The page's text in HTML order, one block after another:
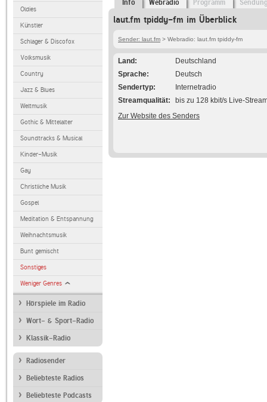
Oldies
Künstler
Schlager & Discofox
Volksmusik
Country
Jazz & Blues
Weltmusik
Gothic & Mittelalter
Soundtracks & Musical
Kinder-Musik
Gay
Christliche Musik
Gospel
Meditation & Entspannung
Weihnachtsmusik
Bunt gemischt
Sonstiges
Weniger Genres
Hörspiele im Radio
Wort- & Sport-Radio
Klassik-Radio
Radiosender
Beliebteste Radios
Beliebteste Podcasts
Info Webradio Programm
laut.fm tpiddy-fm im Überblick
Sender: laut.fm > Webradio: laut.fm tpiddy-fm
Land
Deutschland
Sprache
Deutsch
Sendertyp
Internetradio
Streamqualität
bis zu 128 kbit/s Live-
Zur Website des Senders